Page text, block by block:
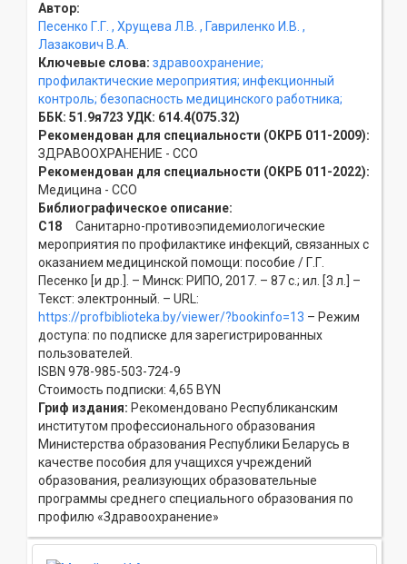
Автор:
Песенко Г.Г. , Хрущева Л.В. , Гавриленко И.В. ,
Лазакович В.А.
Ключевые слова: здравоохранение;
профилактические мероприятия; инфекционный
контроль; безопасность медицинского работника;
ББК: 51.9я723 УДК: 614.4(075.32)
Рекомендован для специальности (ОКРБ 011-2009):
ЗДРАВООХРАНЕНИЕ - ССO
Рекомендован для специальности (ОКРБ 011-2022):
Медицина - ССO
Библиографическое описание:
С18 Санитарно-противоэпидемиологические
мероприятия по профилактике инфекций, связанных с
оказанием медицинской помощи: пособие / Г.Г.
Песенко [и др.]. – Минск: РИПО, 2017. – 87 с.; ил. [3 л.] –
Текст: электронный. – URL:
https://profbiblioteka.by/viewer/?bookinfo=13 – Режим
доступа: по подписке для зарегистрированных
пользователей.
ISBN 978-985-503-724-9
Стоимость подписки: 4,65 BYN
Гриф издания: Рекомендовано Республиканским
институтом профессионального образования
Министерства образования Республики Беларусь в
качестве пособия для учащихся учреждений
образования, реализующих образовательные
программы среднего специального образования по
профилю «Здравоохранение»